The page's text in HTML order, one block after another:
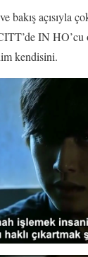
bakış açısıyla
IN HO’cu
kendisini.